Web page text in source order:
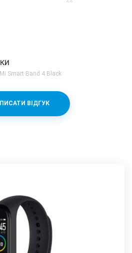
товару виробник може
Smart Band 4 Black
ВІДГУК